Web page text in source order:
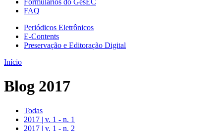
Formulários do GesEC
FAQ
Periódicos Eletrônicos
E-Contents
Preservação e Editoração Digital
Início
Blog 2017
Todas
2017 | v. 1 - n. 1
2017 | v. 1 - n. 2